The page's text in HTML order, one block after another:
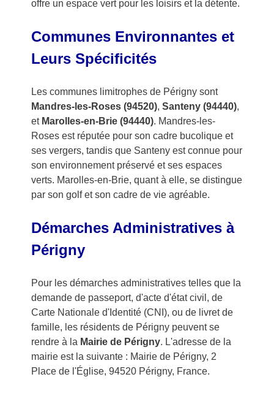
offre un espace vert pour les loisirs et la détente.
Communes Environnantes et
Leurs Spécificités
Les communes limitrophes de Périgny sont
Mandres-les-Roses (94520), Santeny (94440),
et Marolles-en-Brie (94440). Mandres-les-
Roses est réputée pour son cadre bucolique et
ses vergers, tandis que Santeny est connue pour
son environnement préservé et ses espaces
verts. Marolles-en-Brie, quant à elle, se distingue
par son golf et son cadre de vie agréable.
Démarches Administratives à
Périgny
Pour les démarches administratives telles que la
demande de passeport, d'acte d'état civil, de
Carte Nationale d'Identité (CNI), ou de livret de
famille, les résidents de Périgny peuvent se
rendre à la Mairie de Périgny. L'adresse de la
mairie est la suivante : Mairie de Périgny, 2
Place de l'Église, 94520 Périgny, France.